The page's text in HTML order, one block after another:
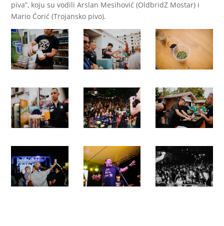
piva”, koju su vodili Arslan Mesihović (OldbridZ Mostar) i
Mario Ćorić (Trojansko pivo).